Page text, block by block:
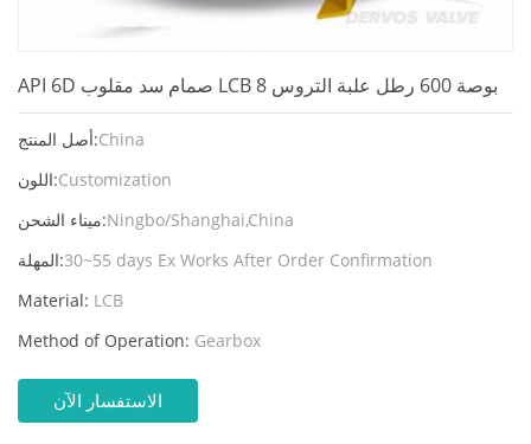
API 6D صمام سد مقلوب LCB 8 بوصة 600 رطل علبة التروس
أصل المنتج:China
اللون:Customization
ميناء الشحن:Ningbo/Shanghai,China
المهلة:30~55 days Ex Works After Order Confirmation
Material: LCB
Method of Operation: Gearbox
الاستفسار الآن